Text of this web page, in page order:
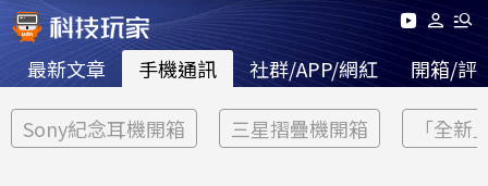
最新文章 手機通訊 社群/APP/網紅 開箱/評
Sony紀念耳機開箱 三星摺疊機開箱 「全新